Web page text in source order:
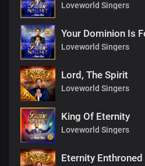
Loveworld Singers
Your Dominion Is
Loveworld Singers
Lord, The Spirit
Loveworld Singers
King Of Eternity
Loveworld Singers
Eternity Enthroned